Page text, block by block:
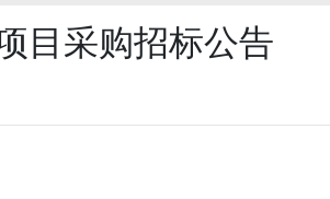
目采购招标公告